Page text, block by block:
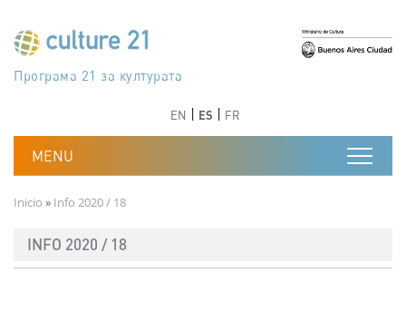
جدول أعمال القرن 21 للثقافة
Програма 21 за културата
Agenda 21 de la cultura
Agjenda 21 për kulturë
Agenda 21 van cultuur
Agenda 21 for culture
Kulturaren Agenda 21
Agenda 21 de la culture
Axenda 21 da cultura
Agenda 21 für Kultur
Agenda 21 della cultura
文化のためのアジェンダ21
دستورکار 21 برای فرهنگ
Agenda 21 dla kultury
Agenda 21 da cultura
Повестка дня 21 для культуры
Agenda 21 za kulturu
Agenda 21 de la cultura
Agenda 21 för kulturen
Kültür için Gündem 21
Порядок денний 21 для культури
EN ES FR
Ruta de navegación
Inicio Info 2020 / 18
INFO 2020 / 18